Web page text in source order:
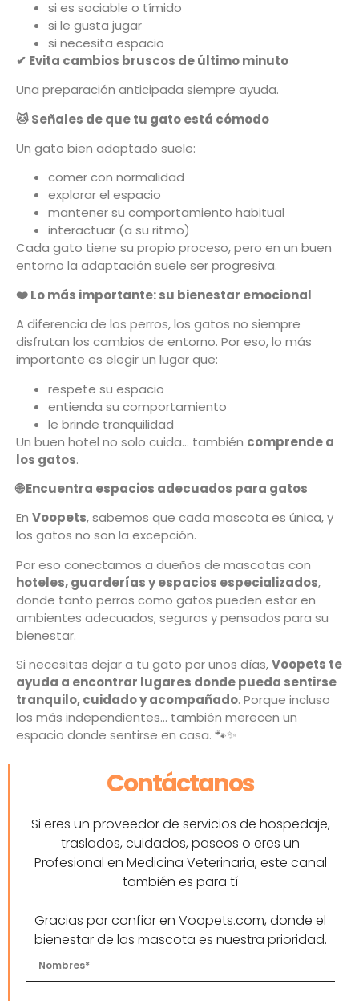
si es sociable o tímido
si le gusta jugar
si necesita espacio
✔ Evita cambios bruscos de último minuto
Una preparación anticipada siempre ayuda.
🐱Señales de que tu gato está cómodo
Un gato bien adaptado suele:
comer con normalidad
explorar el espacio
mantener su comportamiento habitual
interactuar (a su ritmo)
Cada gato tiene su propio proceso, pero en un buen
entorno la adaptación suele ser progresiva.
❤️Lo más importante: su bienestar emocional
A diferencia de los perros, los gatos no siempre
disfrutan los cambios de entorno. Por eso, lo más
importante es elegir un lugar que:
respete su espacio
entienda su comportamiento
le brinde tranquilidad
Un buen hotel no solo cuida… también comprende a
los gatos.
🌐Encuentra espacios adecuados para gatos
En Voopets, sabemos que cada mascota es única, y
los gatos no son la excepción.
Por eso conectamos a dueños de mascotas con
hoteles, guarderías y espacios especializados,
donde tanto perros como gatos pueden estar en
ambientes adecuados, seguros y pensados para su
bienestar.
Si necesitas dejar a tu gato por unos días,Voopets te
ayuda a encontrar lugares donde pueda sentirse
tranquilo, cuidado y acompañado. Porque incluso
los más independientes… también merecen un
espacio donde sentirse en casa. 🐾✨
Contáctanos
Si eres un proveedor de servicios de hospedaje,
traslados, cuidados, paseos o eres un
Profesional en Medicina Veterinaria, este canal
también es para tí
Gracias por confiar en Voopets.com, donde el
bienestar de las mascota es nuestra prioridad.